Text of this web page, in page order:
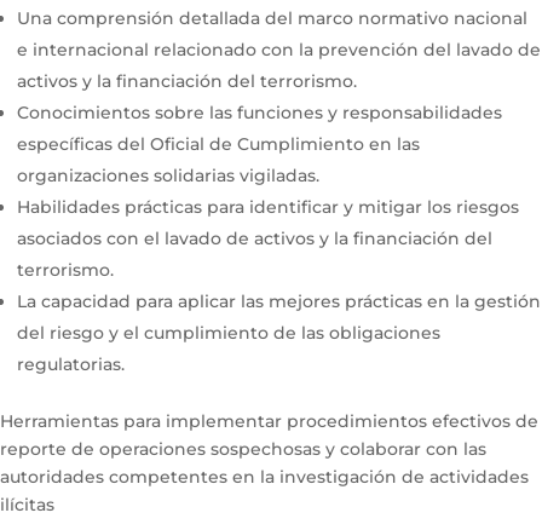
Una comprensión detallada del marco normativo nacional
e internacional relacionado con la prevención del lavado de
activos y la financiación del terrorismo.
Conocimientos sobre las funciones y responsabilidades
específicas del Oficial de Cumplimiento en las
organizaciones solidarias vigiladas.
Habilidades prácticas para identificar y mitigar los riesgos
asociados con el lavado de activos y la financiación del
terrorismo.
La capacidad para aplicar las mejores prácticas en la gestión
del riesgo y el cumplimiento de las obligaciones
regulatorias.
Herramientas para implementar procedimientos efectivos de
reporte de operaciones sospechosas y colaborar con las
autoridades competentes en la investigación de actividades
ilícitas